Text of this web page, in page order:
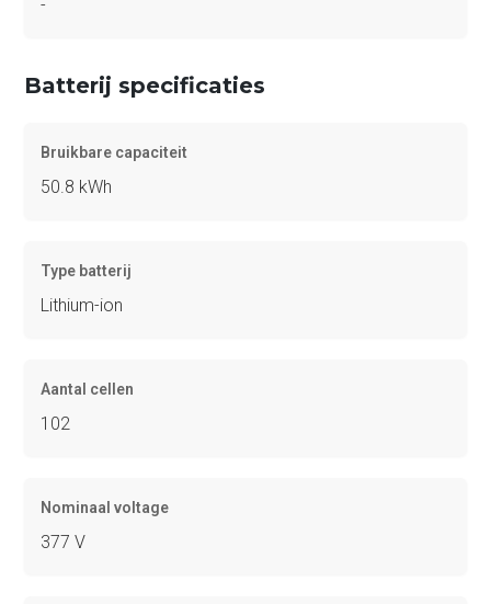
-
Batterij specificaties
Bruikbare capaciteit
50.8 kWh
Type batterij
Lithium-ion
Aantal cellen
102
Nominaal voltage
377 V